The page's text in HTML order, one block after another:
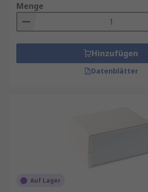
Menge
Hinzufügen
Datenblätter
Auf Lager